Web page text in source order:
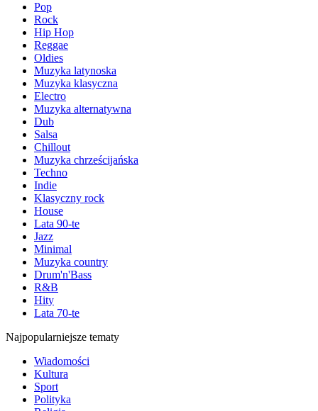
Pop
Rock
Hip Hop
Reggae
Oldies
Muzyka latynoska
Muzyka klasyczna
Electro
Muzyka alternatywna
Dub
Salsa
Chillout
Muzyka chrześcijańska
Techno
Indie
Klasyczny rock
House
Lata 90-te
Jazz
Minimal
Muzyka country
Drum'n'Bass
R&B
Hity
Lata 70-te
Najpopularniejsze tematy
Wiadomości
Kultura
Sport
Polityka